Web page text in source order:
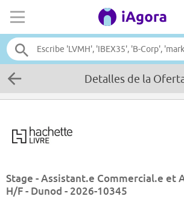
Detalles de la
Stage - Assistant.e Commercial.e et
H/F - Dunod - 2026-10345